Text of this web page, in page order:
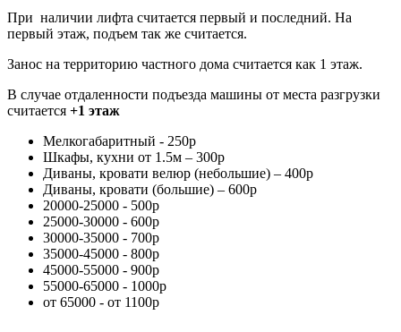
При наличии лифта считается первый и последний. На
первый этаж, подъем так же считается.
Занос на территорию частного дома считается как 1 этаж.
В случае отдаленности подъезда машины от места разгрузки
считается +1 этаж
Мелкогабаритный - 250р
Шкафы, кухни от 1.5м – 300р
Диваны, кровати велюр (небольшие) – 400р
Диваны, кровати (большие) – 600р
20000-25000 - 500р
25000-30000 - 600р
30000-35000 - 700р
35000-45000 - 800р
45000-55000 - 900р
55000-65000 - 1000р
от 65000 - от 1100р